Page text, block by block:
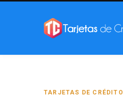
TARJETAS DE CRÉDITO